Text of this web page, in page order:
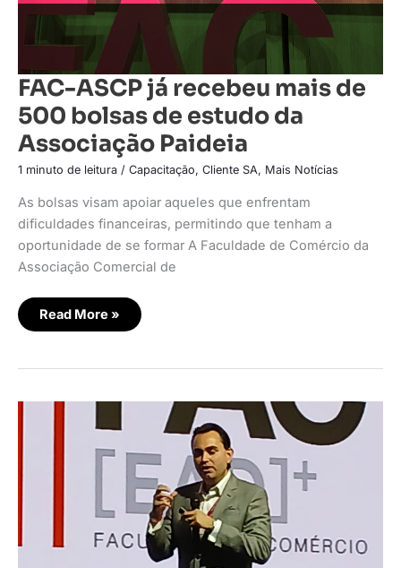
FAC-ASCP já recebeu mais de
500 bolsas de estudo da
Associação Paideia
1 minuto de leitura / Capacitação, Cliente SA, Mais Notícias
As bolsas visam apoiar aqueles que enfrentam
dificuldades financeiras, permitindo que tenham a
oportunidade de se formar A Faculdade de Comércio da
Associação Comercial de
Read More »
Faculdade
do
Comércio
destaca
importância
artificial